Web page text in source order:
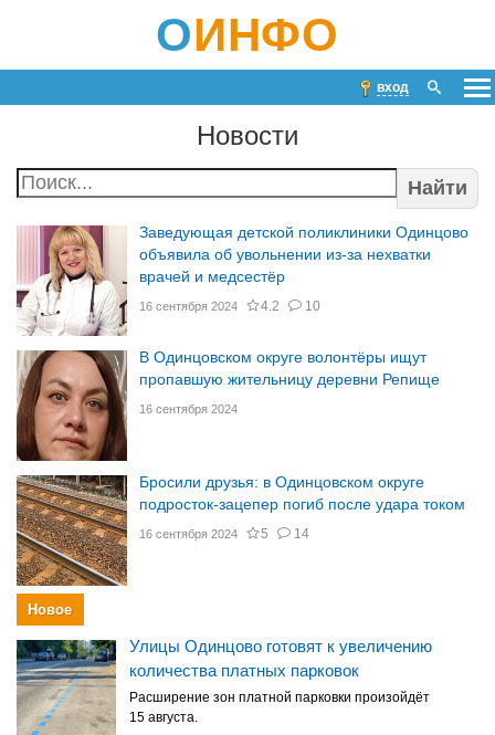
ОИНФО
вход
Новости
Найти
Заведующая детской поликлиники Одинцово
объявила об увольнении из-за нехватки
врачей и медсестёр
16 сентября 2024 4.2 10
В Одинцовском округе волонтёры ищут
пропавшую жительницу деревни Репище
16 сентября 2024
Бросили друзья: в Одинцовском округе
подросток-зацепер погиб после удара током
16 сентября 2024 5 14
Новое
Улицы Одинцово готовят к увеличению
количества платных парковок
Расширение зон платной парковки произойдёт
15 августа.